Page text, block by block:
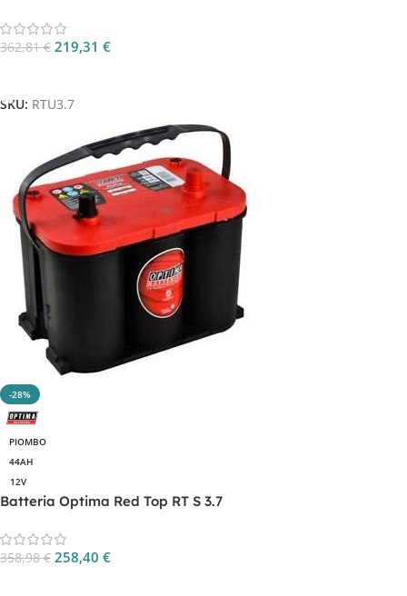
362,81€ 219,31 €
SKU: RTU3.7
-28%
PIOMBO
44AH
12V
Batteria Optima Red Top RT S 3.7
358,98€ 258,40 €